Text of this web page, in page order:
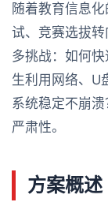
随着教育信息
试、竞赛选拔
多挑战：如何
生利用网络、U
系统稳定不崩
严肃性。
方案概述